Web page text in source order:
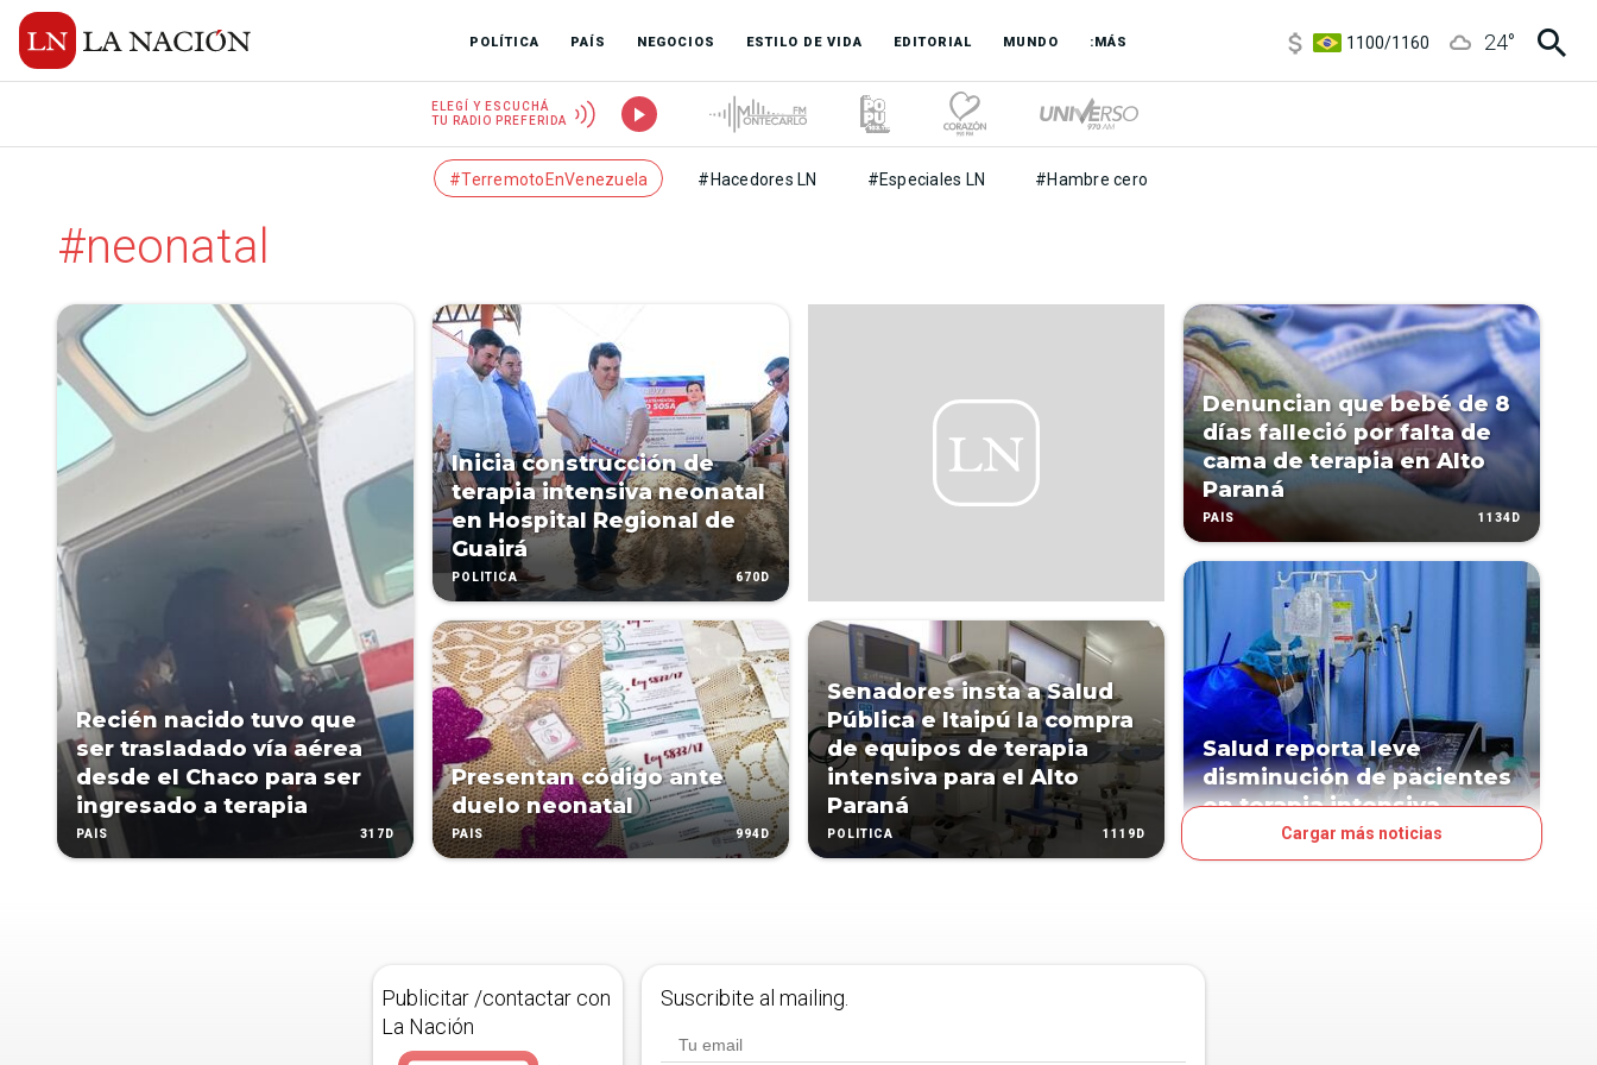
POLÍTICA PAÍS NEGOCIOS ESTILO DE VIDA EDITORIAL MUNDO :MÁS
1100/1160
24°
ELEGÍ Y ESCUCHÁ
TU RADIO PREFERIDA
#TerremotoEnVenezuela #Hacedores LN #Especiales LN #Hambre cero
#neonatal
Recién nacido tuvo que
ser trasladado vía aérea
desde el Chaco para ser
ingresado a terapia
PAÍS 317D
Inicia construcción de
terapia intensiva neonatal
en Hospital Regional de
Guairá
POLÍTICA 670D
Presentan código ante
duelo neonatal
PAÍS 994D
Senadores insta a Salud
Pública e Itaipú la compra
de equipos de terapia
intensiva para el Alto
Paraná
POLÍTICA 1119D
Denuncian que bebé de 8
días falleció por falta de
cama de terapia en Alto
Paraná
PAÍS 1134D
Salud reporta leve
disminución de pacientes
en terapia intensiva
Cargar más noticias
Publicitar /contactar con
La Nación
Suscribite al mailing.